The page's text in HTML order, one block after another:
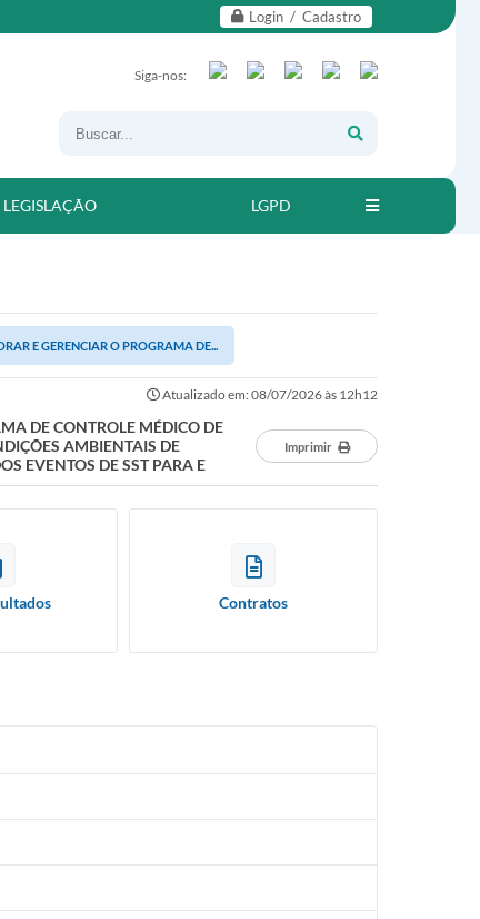
Login / Cadastro
Siga-nos:
LEGISLAÇÃO LGPD
E GERENCIAR O PROGRAMA DE...
Atualizado em: 08/07/2026 às 12h12
DE CONTROLE MÉDICO DE
AMBIENTAIS DE
EVENTOS DE SST PARA E
Imprimir
Contratos